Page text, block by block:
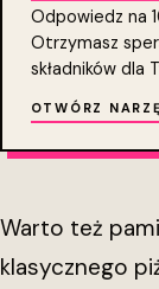
Odpowiedz na
Otrzymasz
składników dla
OTWÓRZ
Warto też
klasycznego